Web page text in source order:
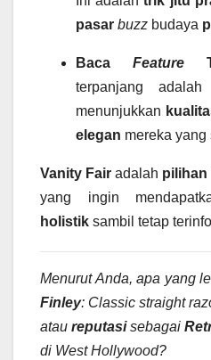
pasar buzz budaya
Baca Feature
terpanjang
menunjukkan
elegan mereka
Vanity Fair adalah pilihan
yang ingin
holistik sambil tetap
Menurut Anda, apa yang
Finley: Classic straight
atau reputasisebagai
di West Hollywood?